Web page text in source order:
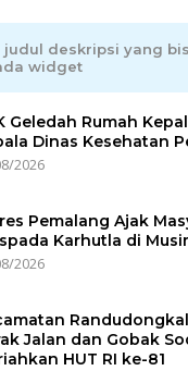
judul deskripsi yang
widget
Geledah Rumah
Dinas Kesehatan
2026
Pemalang Ajak
Karhutla di
2026
Jalan dan Gobak
HUT RI ke-81